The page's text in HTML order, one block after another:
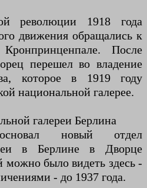
революции 1918 года
движения обращались к
После
перешел во владение
которое в 1919 году
национальной галерее.
галереи Берлина
новый отдел
в Берлине в Дворце
можно было видеть здесь -
- до 1937 года.